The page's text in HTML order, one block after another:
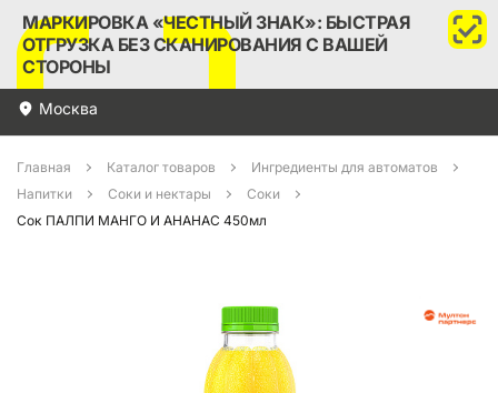
МАРКИРОВКА «ЧЕСТНЫЙ ЗНАК»: БЫСТРАЯ
ОТГРУЗКА БЕЗ СКАНИРОВАНИЯ С ВАШЕЙ
СТОРОНЫ
Москва
Главная Каталог товаров
Ингредиенты для автоматов
Напитки
Соки и нектары
Соки
Сок ПАЛПИ МАНГО И АНАНАС 450мл